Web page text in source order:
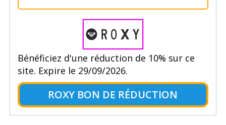
Bénéficiez d'une réduction de 10% sur ce
site. Expire le 29/09/2026.
ROXY BON DE RÉDUCTION